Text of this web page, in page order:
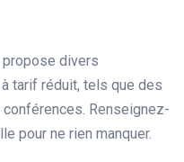
propose divers
tarif réduit, tels que des
Renseignez-
pour ne rien manquer.